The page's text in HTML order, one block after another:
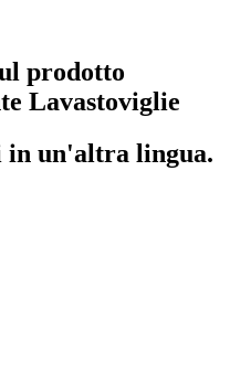
prodotto
Lavastoviglie
in un'altra lingua.